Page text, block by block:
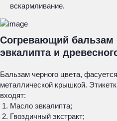
вскармливание.
Согревающий бальзам
эвкалипта и
Бальзам черного цвета,
металлической крышкой.
входят:
Масло эвкалипта;
Гвоздичный экстракт;